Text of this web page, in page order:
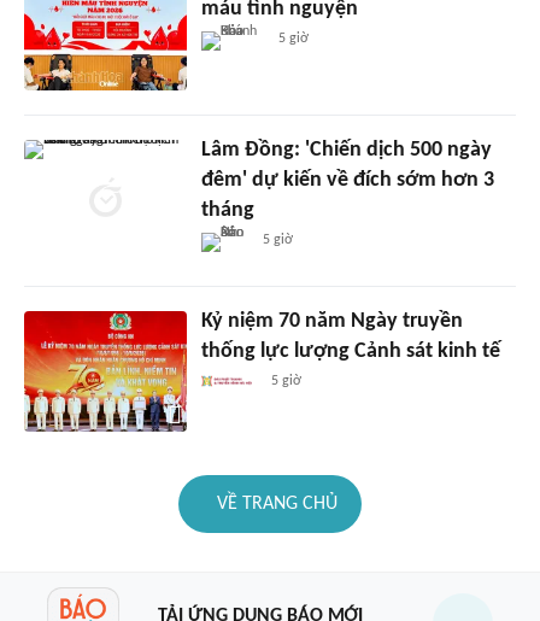
máu tình nguyện
5 giờ
Lâm Đồng: 'Chiến dịch 500 ngày
đêm' dự kiến về đích sớm hơn 3
tháng
5 giờ
Kỷ niệm 70 năm Ngày truyền
thống lực lượng Cảnh sát kinh tế
5 giờ
VỀ TRANG CHỦ
TẢI ỨNG DỤNG BÁO MỚI